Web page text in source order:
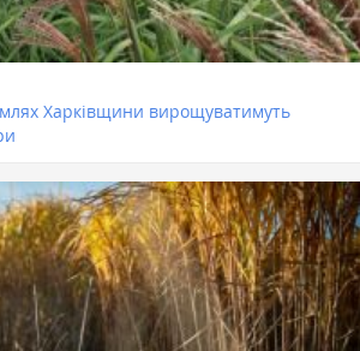
Харківщини вирощуватимуть